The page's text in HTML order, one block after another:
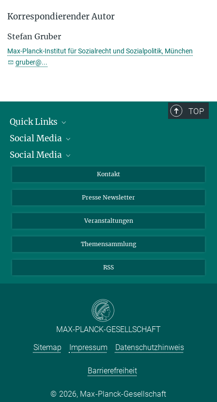
Korrespondierender Autor
Stefan Gruber
Max-Planck-Institut für Sozialrecht und Sozialpolitik, München
gruber@...
TOP
Quick Links
Präsident
Zahlen und Fakten
Social Media
Bluesky
TikTok
Social Media
Instagram
YouTube
Kontakt
Presse Newsletter
Veranstaltungen
Themensammlung
RSS
MAX-PLANCK-GESELLSCHAFT
Sitemap
Impressum Datenschutzhinweis
Barrierefreiheit
2026, Max-Planck-Gesellschaft